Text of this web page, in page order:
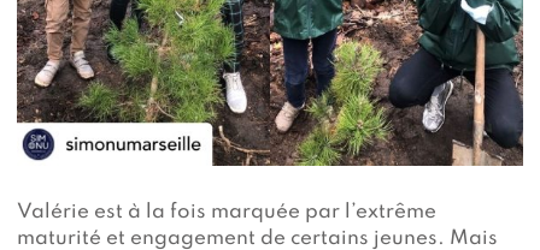
Valérie est à la fois marquée par l’extrême
maturité et engagement de certains jeunes. Mais